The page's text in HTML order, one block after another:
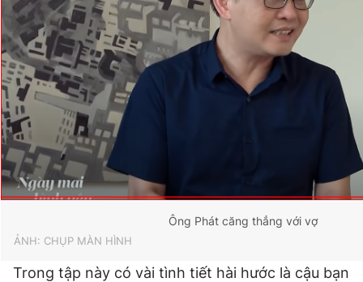
0906 645 777 0908 780 404
Đặt báo Quảng cáo RSS Tòa soạn Chính sách bảo
Tổng biên tập: Nguyễn Ngọc Toàn
Phó tổng biên tập thường trực: Hải Thành
Phó tổng biên tập: Lâm Hiếu Dũng
Phó tổng biên tập: Trần Việt Hưng
Tổng thư ký tòa soạn: Đức Trung
Giấy phép xuất bản số 110/GP - BTTTT cấp ngày 24.3.2020
© 2003-2026 Bản quyền thuộc về Báo Thanh Niên. Cấm sao
chép dưới mọi hình thức nếu không có sự chấp thuận bằng văn
bản. Phát triển bởi ePi Technologies, JSC.
Ông Phát căng thẳng với vợ
ẢNH: CHỤP MÀN HÌNH
Trong tập này có vài tình tiết hài hước là cậu bạn